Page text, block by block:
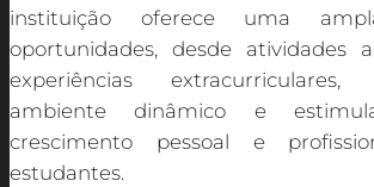
instituição oferece uma
oportunidades, desde atividades
experiências
ambiente dinâmico e
crescimento pessoal e
estudantes.